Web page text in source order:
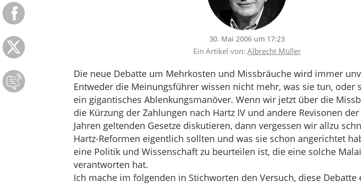
30. Mai 2006 um 17:23
Ein Artikel von: Albrecht Müller
Die neue Debatte um Mehrkosten und Missbräuche wird immer
Entweder die Meinungsführer wissen nicht mehr, was sie tun, oder
ein gigantisches Ablenkungsmanöver. Wenn wir jetzt über die
die Kürzung der Zahlungen nach Hartz IV und andere Revisonen
Jahren geltenden Gesetze diskutieren, dann vergessen wir allzu
Hartz-Reformen eigentlich sollten und was sie schon angerichtet
eine Politik und Wissenschaft zu beurteilen ist, die eine solche
verantworten hat.
Ich mache im folgenden in Stichworten den Versuch, diese Debatte